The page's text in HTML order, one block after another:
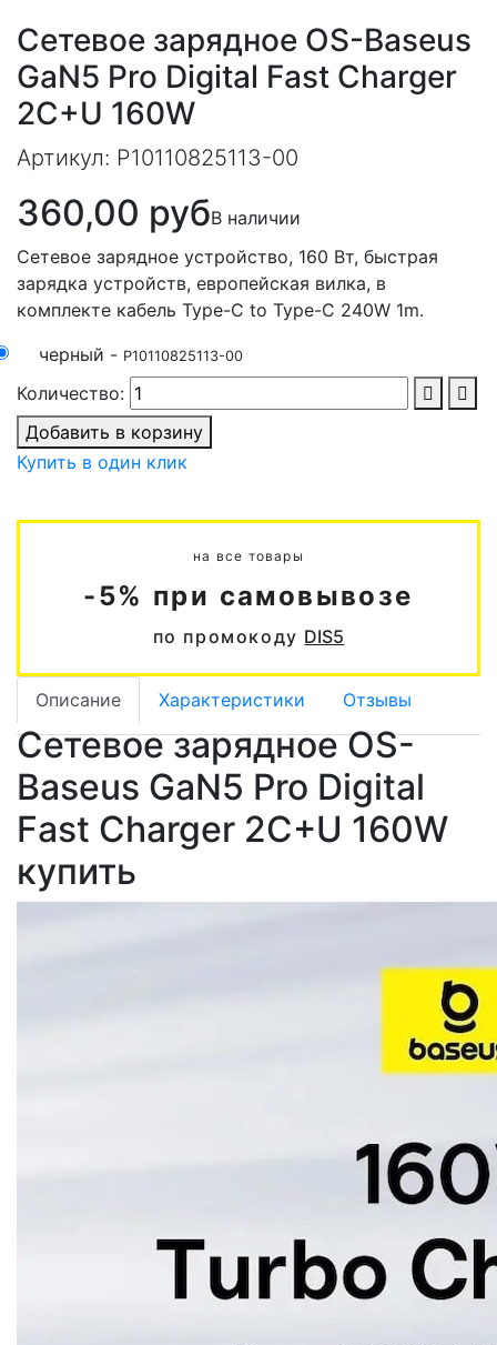
Сетевое зарядное OS-Baseus
GaN5 Pro Digital Fast Charger
2C+U 160W
Артикул: P10110825113-00
360,00 рубВ наличии
Сетевое зарядное устройство, 160 Вт, быстрая
зарядка устройств, европейская вилка, в
комплекте кабель Type-C to Type-C 240W 1m.
черный - P10110825113-00
Количество:
Добавить в корзину
Купить в один клик
на все товары
-5% при самовывозе
по промокоду DIS5
Описание Характеристики Отзывы
Сетевое зарядное OS-
Baseus GaN5 Pro Digital
Fast Charger 2C+U 160W
купить